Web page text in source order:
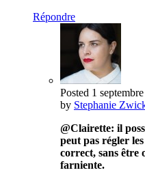
Répondre
Posted 1
by Stephanie
@Clairette: il
peut pas régler
correct, sans être
farniente.